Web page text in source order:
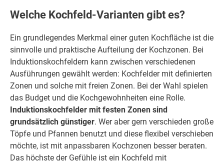
Welche Kochfeld-Varianten gibt es?
Ein grundlegendes Merkmal einer guten Kochfläche ist die
sinnvolle und praktische Aufteilung der Kochzonen. Bei
Induktionskochfeldern kann zwischen verschiedenen
Ausführungen gewählt werden: Kochfelder mit definierten
Zonen und solche mit freien Zonen. Bei der Wahl spielen
das Budget und die Kochgewohnheiten eine Rolle.
Induktionskochfelder mit festen Zonen sind
grundsätzlich günstiger. Wer aber gern verschieden große
Töpfe und Pfannen benutzt und diese flexibel verschieben
möchte, ist mit anpassbaren Kochzonen besser beraten.
Das höchste der Gefühle ist ein Kochfeld mit